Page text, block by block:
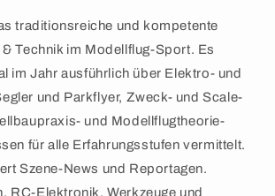
Ausgabe
07+08/2020
traditionsreiche und kompetente
& Technik im Modellflug-Sport. Es
im Jahr ausführlich über Elektro- und
und Parkflyer, Zweck- und Scale-
und Modellflugtheorie-
für alle Erfahrungsstufen vermittelt.
Szene-News und Reportagen.
RC-Elektronik, Werkzeuge und